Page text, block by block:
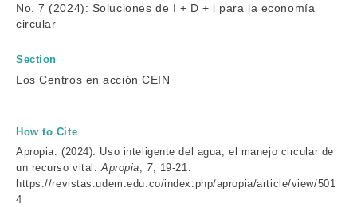
No. 7 (2024): Soluciones de I + D + i para la economía
circular
Section
Los Centros en acción CEIN
How to Cite
Apropia. (2024). Uso inteligente del agua, el manejo circular de
un recurso vital.Apropia, 7, 19-21.
https://revistas.udem.edu.co/index.php/apropia/article/view/501
4